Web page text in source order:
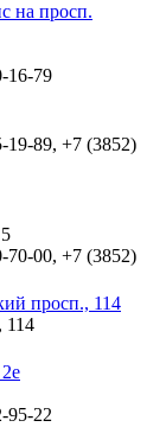
на просп.
16-79
19-89, +7 (3852)
70-00, +7 (3852)
просп., 114
114
95-22